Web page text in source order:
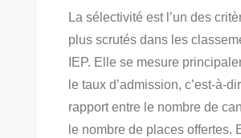
La sélectivité est l’un des
plus scrutés dans les
IEP. Elle se mesure
le taux d’admission, c’est-à-
rapport entre le nombre de
le nombre de places offertes.